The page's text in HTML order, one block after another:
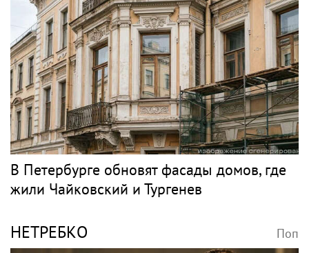
В Петербурге обновят фасады домов, где
жили Чайковский и Тургенев
НЕТРЕБКО Поп